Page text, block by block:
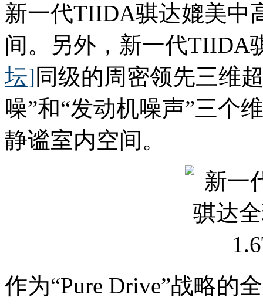
新一代TIIDA骐达媲美中
间。另外，新一代TIIDA
坛]同级的周密领先三维
噪”和“发动机噪声”三个
静谧室内空间。
作为“Pure Drive”战略的